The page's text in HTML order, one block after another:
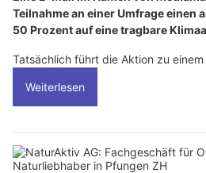
Teilnahme an einer Umfrage einen
50 Prozent auf eine tragbare
Tatsächlich führt die Aktion zu
Weiterlesen